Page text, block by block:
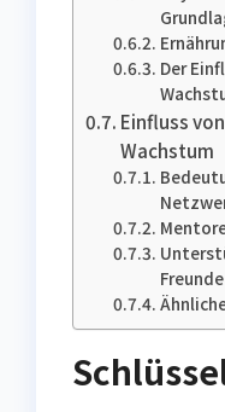
Der
Einfluss
Wachstum
Freunde